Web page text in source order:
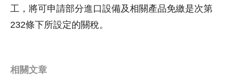
工，將可申請部分進口設備及相關產品免繳是次第
232條下所設定的關稅。
相關文章